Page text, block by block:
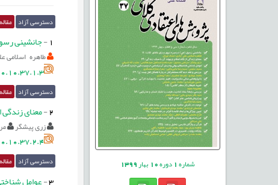
شماره1دوره10 بهار1399
دسترسی آزاد مقاله
1
-جانشینی
طاهره اسلامی
دسترسی آزاد مقاله
2
-معنای زندگی
زری پیشگر
دسترسی آزاد مقاله
3
-عوامل